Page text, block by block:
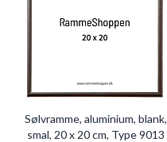
Sølvramme, aluminium, blank,
smal, 20 x 20 cm, Type 9013